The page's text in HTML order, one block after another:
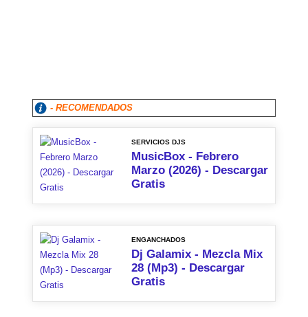
- RECOMENDADOS
SERVICIOS DJS
MusicBox - Febrero
Marzo (2026) - Descargar
Gratis
ENGANCHADOS
Dj Galamix - Mezcla Mix
28 (Mp3) - Descargar
Gratis